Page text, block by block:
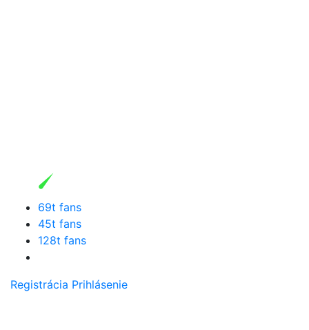
69t fans
45t fans
128t fans
Registrácia Prihlásenie